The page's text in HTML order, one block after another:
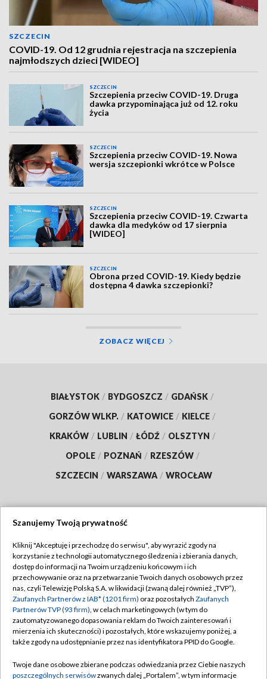
SZCZECIN
COVID-19. Od 12 grudnia rejestracja na szczepienia
najmłodszych dzieci [WIDEO]
SZCZECIN
Szczepienia przeciw COVID-19. Druga
dawka przypominająca już od 12. roku
życia
SZCZECIN
Szczepienia przeciw COVID-19. Nowa
wersja szczepionki wkrótce w Polsce
SZCZECIN
Szczepienia przeciw COVID-19. Czwarta
dawka dla medyków od 17 sierpnia
[WIDEO]
SZCZECIN
Obrona przed COVID-19. Kiedy będzie
dostępna 4 dawka szczepionki?
ZOBACZ WIĘCEJ
BIAŁYSTOK / BYDGOSZCZ / GDAŃSK /
GORZÓW WLKP. / KATOWICE / KIELCE /
KRAKÓW / LUBLIN / ŁÓDŹ / OLSZTYN /
OPOLE / POZNAŃ / RZESZÓW /
SZCZECIN / WARSZAWA / WROCŁAW
TVP
Abonament TVP
Emisja w TVP
Centrum informacji TVP
Naziemna Telewizja Cyfrowa
Rada Programowa
Regulamin TVP
Polityka prywatności
Moje zgody
Pomoc
Kontakt
Szanujemy Twoją prywatność
Kliknij "Akceptuję i przechodzę do serwisu", aby wyrazić zgody na
korzystanie z technologii automatycznego śledzenia i zbierania danych,
dostęp do informacji na Twoim urządzeniu końcowym i ich
przechowywanie oraz na przetwarzanie Twoich danych osobowych przez
nas, czyli Telewizję Polską S.A. w likwidacji (zwaną dalej również „TVP”),
Zaufanych Partnerów z IAB* (1201 firm) oraz pozostałych Zaufanych
Partnerów TVP (93 firm), w celach marketingowych (w tym do
zautomatyzowanego dopasowania reklam do Twoich zainteresowań i
mierzenia ich skuteczności) i pozostałych, które wskazujemy poniżej, a
także zgody na udostępnianie przez nas identyfikatora PPID do Google.
Twoje dane osobowe zbierane podczas odwiedzania przez Ciebie naszych
poszczególnych serwisówzwanych dalej „Portalem”, w tym informacje